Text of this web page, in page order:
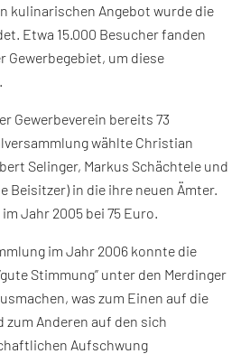
kulinarischen Angebot wurde die
Etwa 15.000 Besucher fanden
Gewerbegebiet, um diese
Gewerbeverein bereits 73
wählte Christian
Selinger, Markus Schächtele und
Beisitzer) in die ihre neuen Ämter.
Jahr 2005 bei 75 Euro.
im Jahr 2006 konnte die
Stimmung” unter den Merdinger
was zum Einen auf die
zum Anderen auf den sich
Aufschwung